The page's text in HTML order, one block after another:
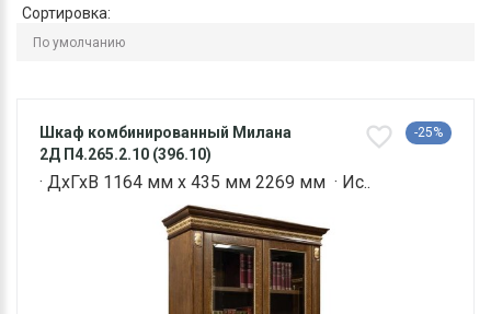
Сортировка:
Шкаф комбинированный Милана
2Д П4.265.2.10 (396.10)
-25%
· ДхГхВ 1164 мм х 435 мм 2269 мм · Ис..